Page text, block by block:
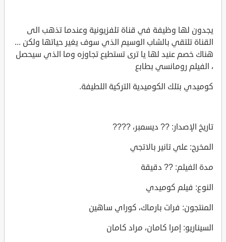
يجدون لها وظيفة في قناة تلفزيونية وعندما تذهب الى
القناة تلتقي بالشاب الوسيم الذي سوف يغير حياتها ولكن ...
هناك خصم عنيد لها يا ترى تستطيع تجاوزه وما الذي سيحصل
، الفيلم رومانسي بطابع
كوميدي بتلك الكوميدية التركية اللطيفة.
تاريخ الإصدار: ?? ديسمبر، ????
المخرج: علي تانير بالاتجي
مدة الفيلم: ?? دقيقة
النوع: فيلم كوميدي
المنتجون: فرات بارماك، كوراي ساهين
السيناريو: إمرا كامان، مراد كامان